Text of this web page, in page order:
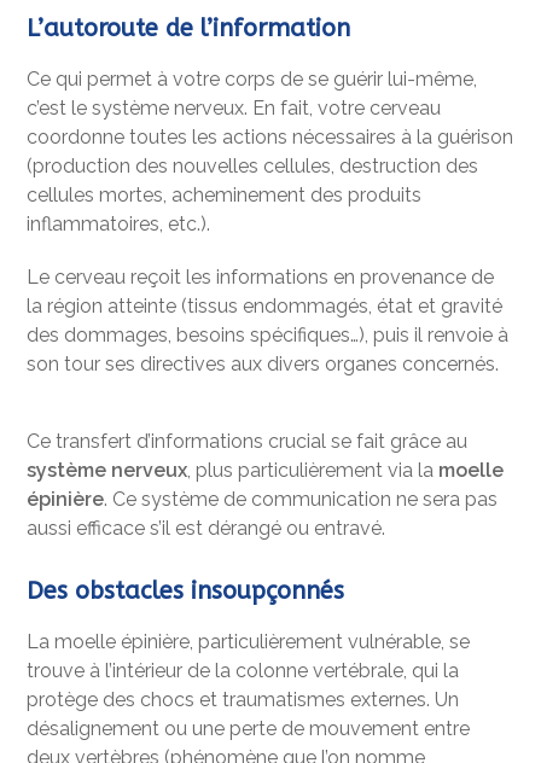
L’autoroute de l’information
Ce qui permet à votre corps de se guérir lui-même,
c’est le système nerveux. En fait, votre cerveau
coordonne toutes les actions nécessaires à la guérison
(production des nouvelles cellules, destruction des
cellules mortes, acheminement des produits
inflammatoires, etc.).
Le cerveau reçoit les informations en provenance de
la région atteinte (tissus endommagés, état et gravité
des dommages, besoins spécifiques…), puis il renvoie à
son tour ses directives aux divers organes concernés.
Ce transfert d’informations crucial se fait grâce au
système nerveux, plus particulièrement via la moelle
épinière. Ce système de communication ne sera pas
aussi efficace s’il est dérangé ou entravé.
Des obstacles insoupçonnés
La moelle épinière, particulièrement vulnérable, se
trouve à l’intérieur de la colonne vertébrale, qui la
protège des chocs et traumatismes externes. Un
désalignement ou une perte de mouvement entre
deux vertèbres (phénomène que l’on nomme